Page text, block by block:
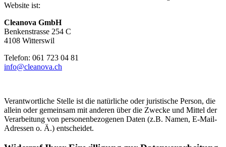
Website ist:
Cleanova GmbH
Benkenstrasse 254 C
4108 Witterswil
Telefon: 061 723 04 81
info@cleanova.ch
Verantwortliche Stelle ist die natürliche oder juristische Person, die
allein oder gemeinsam mit anderen über die Zwecke und Mittel der
Verarbeitung von personenbezogenen Daten (z.B. Namen, E-Mail-
Adressen o. Ä.) entscheidet.